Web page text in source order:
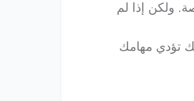
الشاشة أكثر اتساعًا، كان ذلك أفضل حتمًا. والحجم المثالي للشاشة بين 16-19 بوصة. ولكن إذا لم
تؤدي مهامك